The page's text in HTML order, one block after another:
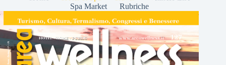
Spa Market
Rubriche